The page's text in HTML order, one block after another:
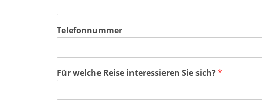
Telefonnummer
Für welche Reise interessieren Sie sich?*